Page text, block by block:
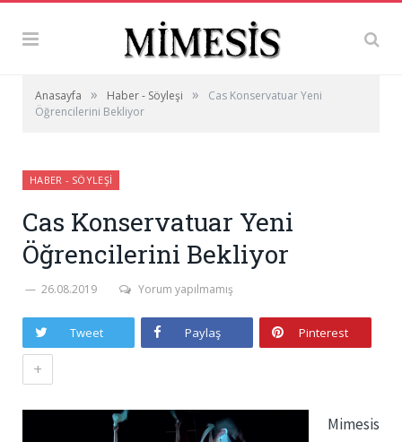
Anasayfa » Haber - Söyleşi »
Cas Konservatuar Yeni
Öğrencilerini Bekliyor
HABER - SÖYLEŞI
Cas Konservatuar Yeni
Öğrencilerini Bekliyor
26.08.2019 Yorum yapılmamış
Tweet Paylaş Pinterest
+
Mimesis